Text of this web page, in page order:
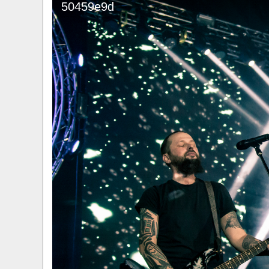
​Anthrax выпустили новый сингл и клип
50459e9d